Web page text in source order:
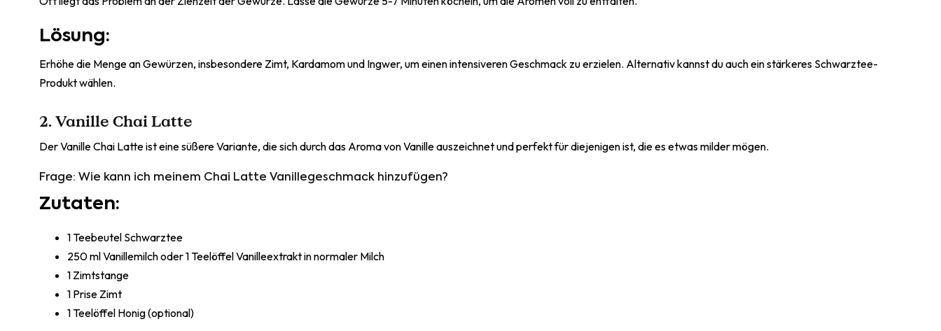
Lösung:
Erhöhe die Menge an Gewürzen, insbesondere Zimt, Kardamom und Ingwer, um einen intensiveren Geschmack zu erzielen. Alternativ kannst du auch ein stärkeres Schwarztee-
Produkt wählen.
2. Vanille Chai Latte
Der Vanille Chai Latte ist eine süßere Variante, die sich durch das Aroma von Vanille auszeichnet und perfekt für diejenigen ist, die es etwas milder mögen.
Frage: Wie kann ich meinem Chai Latte Vanillegeschmack hinzufügen?
Zutaten:
1 Teebeutel Schwarztee
250 ml Vanillemilch oder 1 Teelöffel Vanilleextrakt in normaler Milch
1 Zimtstange
1 Prise Zimt
1 Teelöffel Honig (optional)